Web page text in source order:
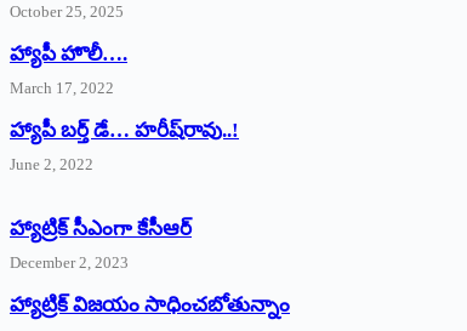
October 25, 2025
హ్యాపీ హొలీ….
March 17, 2022
హ్యాపీ బర్త్ ‌డే… హరీష్‌రావు..!
June 2, 2022
హ్యాట్రిక్‌ ‌సీఎంగా కేసీఆర్‌
December 2, 2023
హ్యాట్రిక్‌ విజయం సాధించబోతున్నాం